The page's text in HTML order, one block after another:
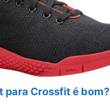
para Crossfit é bom?